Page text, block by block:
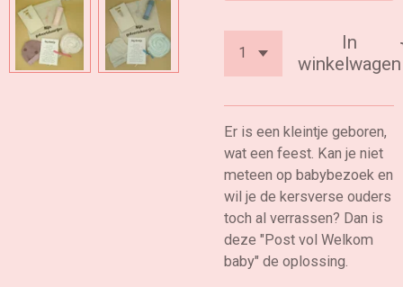
In
winkelwagen
Er is een kleintje geboren,
wat een feest. Kan je niet
meteen op babybezoek en
wil je de kersverse ouders
toch al verrassen? Dan is
deze "Post vol Welkom
baby" de oplossing.